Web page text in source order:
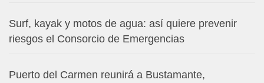
Surf, kayak y motos de agua: así quiere prevenir
riesgos el Consorcio de Emergencias
Puerto del Carmen reunirá a Bustamante,